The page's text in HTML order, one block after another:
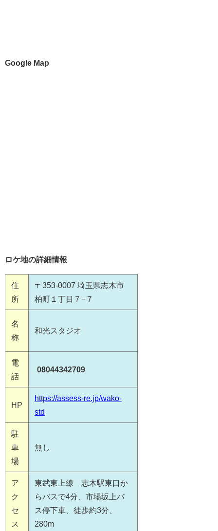
Google Map
ロケ地の詳細情報
住
所
〒353-0007 埼玉県志木市
柏町１丁目７−７
名
称
和光スタジオ
電
話
08044342709
HP
https://assess-re.jp/wako-
std
駐
車
場
無し
ア
ク
セ
ス
東武東上線 志木駅東口か
らバスで4分、市場坂上バ
ス停下車、徒歩約3分、
280m